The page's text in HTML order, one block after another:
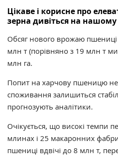
Цікаве і корисне про
зерна дивіться на нашому
Обсяг нового врожаю пшениці
млн т (порівняно з 19 млн т
млн га.
Попит на харчову пшеницю не
споживання залишиться
прогнозують аналітики.
Очікується, що високі темпи
млинах і 25 макаронних
пшениці вдвічі до 8 млн т,